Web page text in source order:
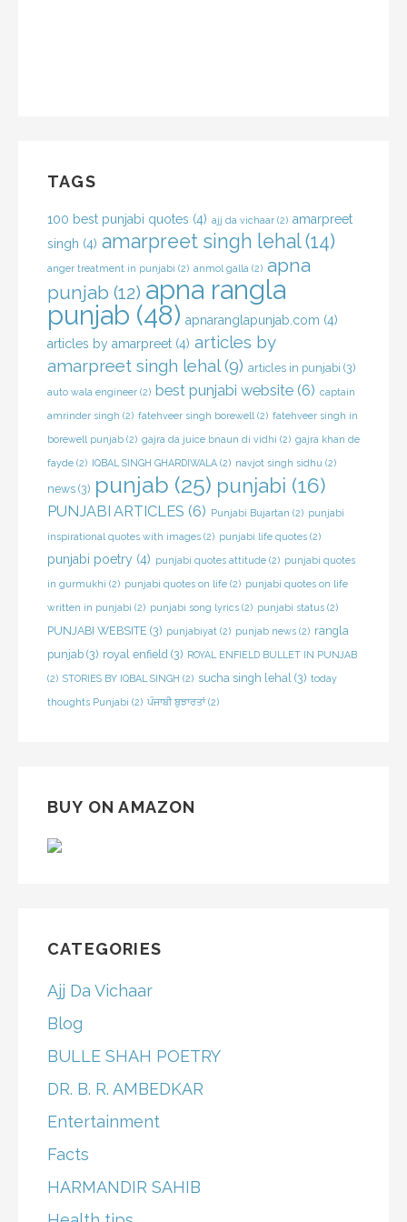
TAGS
100 best punjabi quotes (4) ajj da vichaar (2) amarpreet
singh (4) amarpreet singh lehal(14)
anger treatment in punjabi (2) anmol galla (2) apna
punjab (12) apna rangla
punjab (48) apnaranglapunjab.com (4)
articles by amarpreet (4) articles by
amarpreet singh lehal(9) articles in punjabi (3)
auto wala engineer (2) best punjabi website (6) captain
amrinder singh (2) fatehveer singh borewell (2) fatehveer singh in
borewell punjab (2) gajra da juice bnaun di vidhi (2) gajra khan de
fayde (2) IQBAL SINGH GHARDIWALA (2) navjot singh sidhu (2)
news (3) punjab (25) punjabi (16)
PUNJABI ARTICLES (6) Punjabi Bujartan (2) punjabi
inspirational quotes with images (2) punjabi life quotes (2)
punjabi poetry (4) punjabi quotes attitude (2) punjabi quotes
in gurmukhi (2) punjabi quotes on life (2) punjabi quotes on life
written in punjabi (2) punjabi song lyrics (2) punjabi status (2)
PUNJABI WEBSITE (3) punjabiyat (2) punjab news (2) rangla
punjab (3) royal enfield (3) ROYAL ENFIELD BULLET IN PUNJAB
(2) STORIES BY IQBAL SINGH (2) sucha singh lehal (3) today
thoughts Punjabi (2) ਪੰਜਾਬੀ ਬੁਝਾਰਤਾਂ(2)
BUY ON AMAZON
CATEGORIES
Ajj Da Vichaar
Blog
BULLE SHAH POETRY
DR. B. R. AMBEDKAR
Entertainment
Facts
HARMANDIR SAHIB